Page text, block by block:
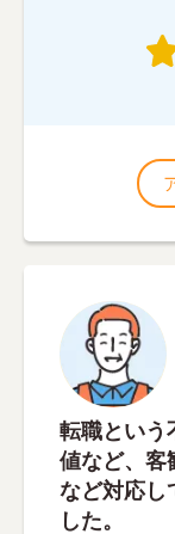
転職という
値など、客
など対応し
した。